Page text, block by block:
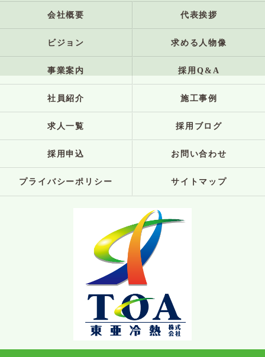
会社概要 代表挨拶
ビジョン 求める人物像
事業案内 採用Q&A
社員紹介 施工事例
求人一覧 採用ブログ
採用申込 お問い合わせ
プライバシーポリシー サイトマップ